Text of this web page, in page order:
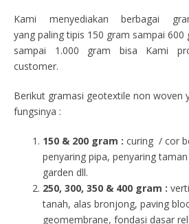
Kami menyediakan berbagai
yang paling tipis 150 gram sampai 600
sampai 1.000 gram bisa Kami
customer.
Berikut gramasi geotextile non woven
fungsinya :
150 & 200 gram : curing / cor
penyaring pipa, penyaring
garden dll.
250, 300, 350 & 400 gram :
tanah, alas bronjong, paving
geomembrane, fondasi dasar